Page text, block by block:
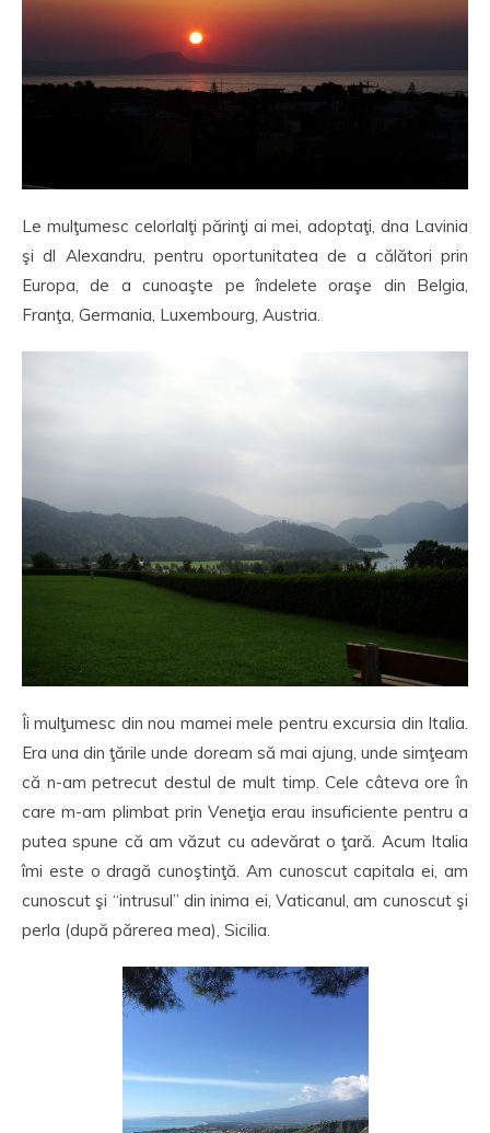
Le mulţumesc celorlalţi părinţi ai mei, adoptaţi, dna Lavinia
şi dl Alexandru, pentru oportunitatea de a călători prin
Europa, de a cunoaşte pe îndelete oraşe din Belgia,
Franţa, Germania, Luxembourg, Austria.
Îi mulţumesc din nou mamei mele pentru excursia din Italia.
Era una din ţările unde doream să mai ajung, unde simţeam
că n-am petrecut destul de mult timp. Cele câteva ore în
care m-am plimbat prin Veneţia erau insuficiente pentru a
putea spune că am văzut cu adevărat o ţară. Acum Italia
îmi este o dragă cunoştinţă. Am cunoscut capitala ei, am
cunoscut şi “intrusul” din inima ei, Vaticanul, am cunoscut şi
perla (după părerea mea), Sicilia.